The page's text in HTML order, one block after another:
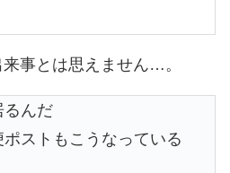
事とは思えません…。
るんだ
ストもこうなっている